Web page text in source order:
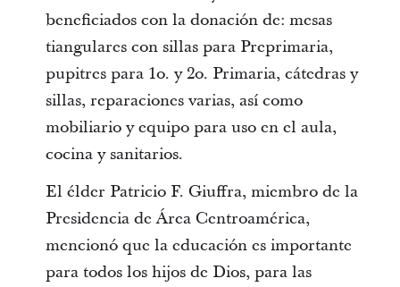
beneficiados con la donación de: mesas
tiangulares con sillas para Preprimaria,
pupitres para 1o. y 2o. Primaria, cátedras y
sillas, reparaciones varias, así como
mobiliario y equipo para uso en el aula,
cocina y sanitarios.
El élder Patricio F. Giuffra, miembro de la
Presidencia de Área Centroamérica,
mencionó que la educación es importante
para todos los hijos de Dios, para las